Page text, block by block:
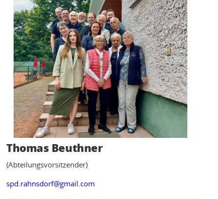
KONTAKT
Thomas Beuthner
(Abteilungsvorsitzender)
spd.rahnsdorf@gmail.com